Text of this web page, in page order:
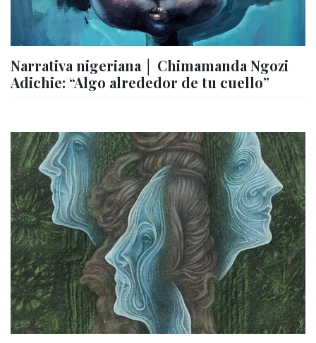
Narrativa nigeriana │ Chimamanda Ngozi
Adichie: “Algo alrededor de tu cuello”